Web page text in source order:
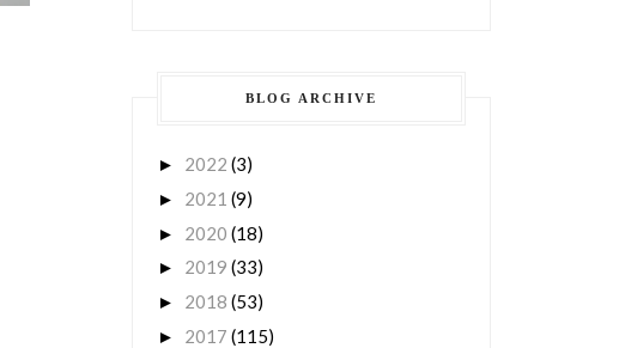
BLOG ARCHIVE
► 2022 (3)
► 2021 (9)
► 2020 (18)
► 2019 (33)
► 2018 (53)
► 2017 (115)